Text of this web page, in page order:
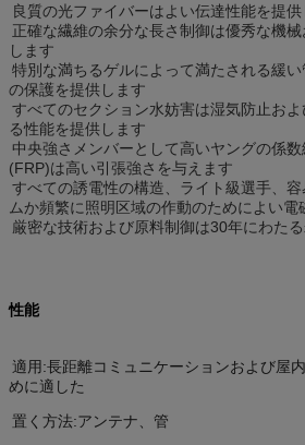
良質の光ファイバーはよい伝達性能を提供
正確な繊維の余分な長さ制御は優秀な機
します
特別な満ちるゲルによって満たされる緩
の保護を提供します
すべてのセクション水妨害は湿気防止お
る性能を提供します
中央強さメンバーとして高いヤングの係
(FRP)は高い引張強さを与えます
すべての誘電性の構造、ライト級選手、
ムか頻繁に照明区域の作動のためによい電
厳密な技術および原料制御は30年にわた
性能
適用:長距離コミュニケーションおよび屋
めに適した
置く方法:アンテナ、管